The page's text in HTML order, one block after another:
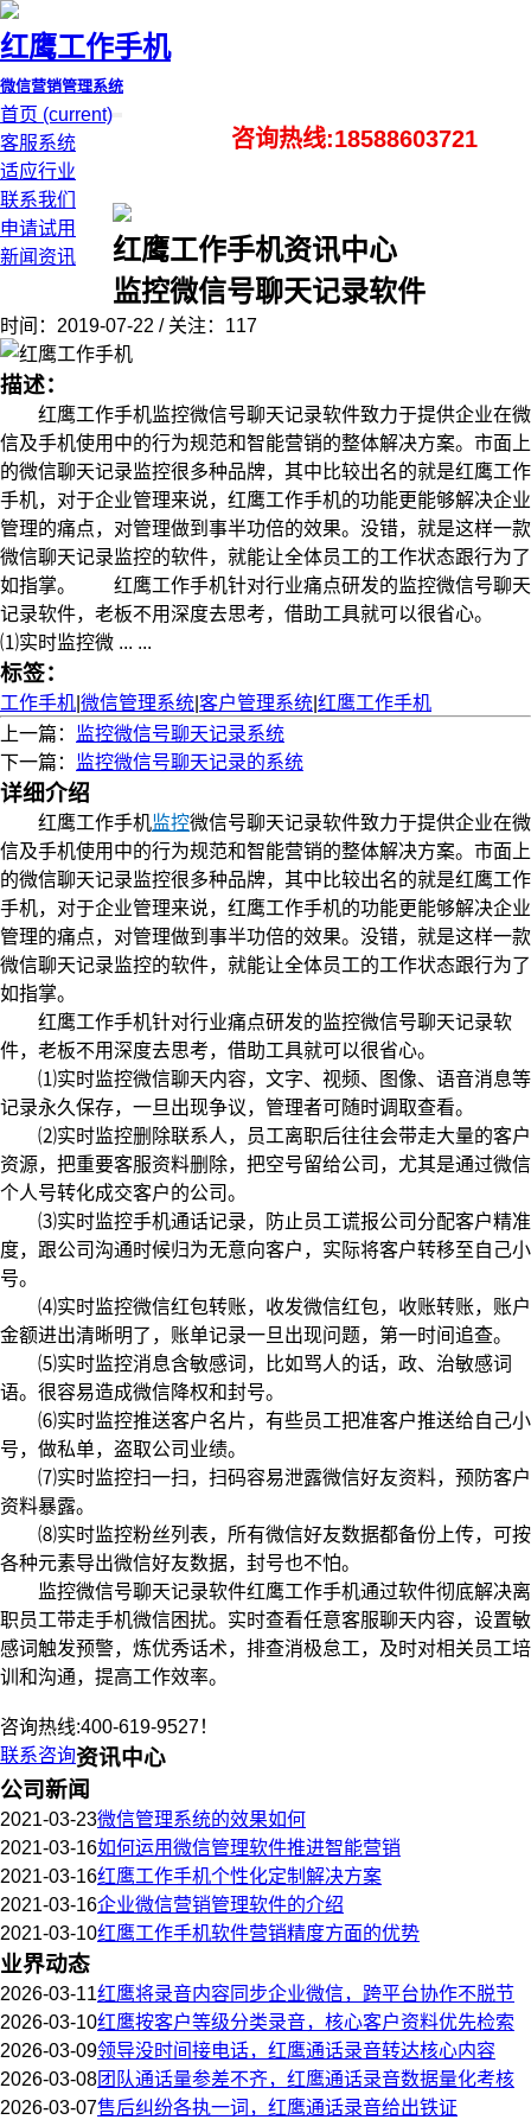
红鹰工作手机
微信营销管理系统
首页 (current)
客服系统
适应行业
联系我们
申请试用
新闻资讯
咨询热线:18588603721
红鹰工作手机资讯中心
监控微信号聊天记录软件
时间：2019-07-22 / 关注：117
描述：
红鹰工作手机监控微信号聊天记录软件致力于提供企业在微
信及手机使用中的行为规范和智能营销的整体解决方案。市面上
的微信聊天记录监控很多种品牌，其中比较出名的就是红鹰工作
手机，对于企业管理来说，红鹰工作手机的功能更能够解决企业
管理的痛点，对管理做到事半功倍的效果。没错，就是这样一款
微信聊天记录监控的软件，就能让全体员工的工作状态跟行为了
如指掌。 红鹰工作手机针对行业痛点研发的监控微信号聊天
记录软件，老板不用深度去思考，借助工具就可以很省心。
⑴实时监控微 ... ...
标签：
工作手机 微信管理系统 客户管理系统 红鹰工作手机
上一篇：
监控微信号聊天记录系统
下一篇：
监控微信号聊天记录的系统
详细介绍
红鹰工作手机监控微信号聊天记录软件致力于提供企业在微
信及手机使用中的行为规范和智能营销的整体解决方案。市面上
的微信聊天记录监控很多种品牌，其中比较出名的就是红鹰工作
手机，对于企业管理来说，红鹰工作手机的功能更能够解决企业
管理的痛点，对管理做到事半功倍的效果。没错，就是这样一款
微信聊天记录监控的软件，就能让全体员工的工作状态跟行为了
如指掌。
红鹰工作手机针对行业痛点研发的监控微信号聊天记录软
件，老板不用深度去思考，借助工具就可以很省心。
⑴实时监控微信聊天内容，文字、视频、图像、语音消息等
记录永久保存，一旦出现争议，管理者可随时调取查看。
⑵实时监控删除联系人，员工离职后往往会带走大量的客户
资源，把重要客服资料删除，把空号留给公司，尤其是通过微信
个人号转化成交客户的公司。
⑶实时监控手机通话记录，防止员工谎报公司分配客户精准
度，跟公司沟通时候归为无意向客户，实际将客户转移至自己小
号。
⑷实时监控微信红包转账，收发微信红包，收账转账，账户
金额进出清晰明了，账单记录一旦出现问题，第一时间追查。
⑸实时监控消息含敏感词，比如骂人的话，政、治敏感词
语。很容易造成微信降权和封号。
⑹实时监控推送客户名片，有些员工把准客户推送给自己小
号，做私单，盗取公司业绩。
⑺实时监控扫一扫，扫码容易泄露微信好友资料，预防客户
资料暴露。
⑻实时监控粉丝列表，所有微信好友数据都备份上传，可按
各种元素导出微信好友数据，封号也不怕。
监控微信号聊天记录软件红鹰工作手机通过软件彻底解决离
职员工带走手机微信困扰。实时查看任意客服聊天内容，设置敏
感词触发预警，炼优秀话术，排查消极怠工，及时对相关员工培
训和沟通，提高工作效率。
咨询热线:400-619-9527！
联系咨询资讯中心
公司新闻
2021-03-23微信管理系统的效果如何
2021-03-16如何运用微信管理软件推进智能营销
2021-03-16红鹰工作手机个性化定制解决方案
2021-03-16企业微信营销管理软件的介绍
2021-03-10红鹰工作手机软件营销精度方面的优势
业界动态
2026-03-11红鹰将录音内容同步企业微信，跨平台协作不脱节
2026-03-10红鹰按客户等级分类录音，核心客户资料优先检索
2026-03-09领导没时间接电话，红鹰通话录音转达核心内容
2026-03-08团队通话量参差不齐，红鹰通话录音数据量化考核
2026-03-07售后纠纷各执一词，红鹰通话录音给出铁证